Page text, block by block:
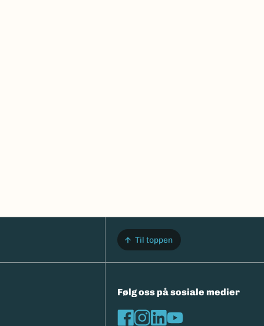
Til toppen
Følg oss på sosiale medier